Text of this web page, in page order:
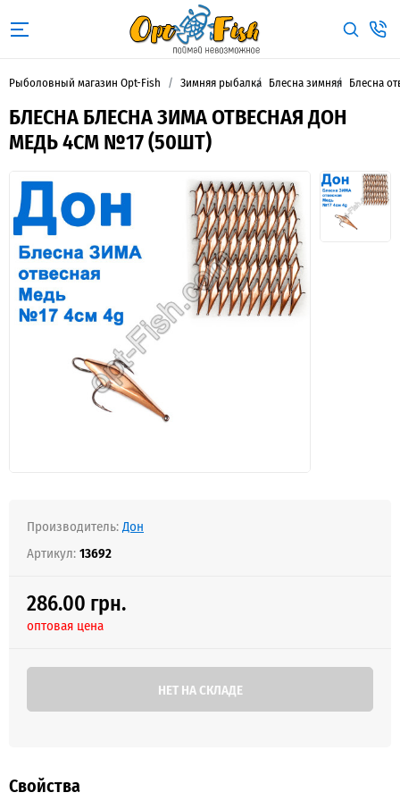
Рыболовный магазин Opt-Fish Зимняя рыбалка Блесна зимняя Блесна
БЛЕСНА БЛЕСНА ЗИМА ОТВЕСНАЯ ДОН
МЕДЬ 4СМ №17 (50ШТ)
Производитель:Дон
Артикул:13692
286.00 грн.
оптовая цена
НЕТ НА СКЛАДЕ
Свойства